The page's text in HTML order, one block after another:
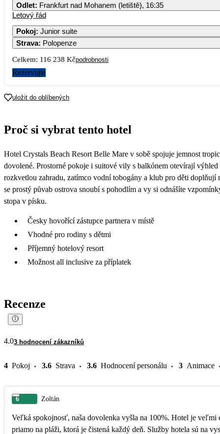
64 809 56 999
56 719
Odlet: Frankfurt nad Mohanem (letiště), 16:35
Letový řád
Pokoj: Junior suite
Strava: Polopenze
Celkem: 116 238 Kčpodrobnosti
Rezervujte
uložit do oblíbených
Proč si vybrat tento hotel
Hotel Crystals Beach Resort Belle Mare v sobě spojuje jemnost
dovolené. Prostorné pokoje i suitové vily s balkónem otevírají
rozkvetlou zahradu, zatímco vodní tobogány a klub pro děti doplňují
se prostý půvab ostrova snoubí s pohodlím a vy si odnášíte
stopa v písku.
Česky hovořící zástupce partnera v místě
Vhodné pro rodiny s dětmi
Příjemný hotelový resort
Možnost all inclusive za příplatek
Recenze
4.03 hodnocení zákazníků
4 Pokoj 3.6 Strava 3.6 Hodnocení personálu 3 Animace
6 Zoltán
Veľká spokojnosť, naša dovolenka vyšla na 100%. Hotel je veľmi
priamo na pláži, ktorá je čistená každý deň. Služby hotela sú na